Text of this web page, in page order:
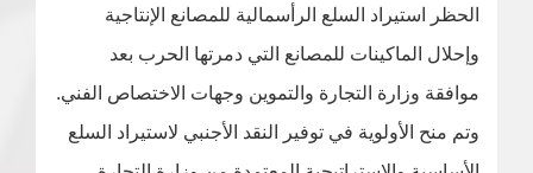
الحظر استيراد السلع الرأسمالية للمصانع الإنتاجية
وإحلال الماكينات للمصانع التي دمرتها الحرب بعد
موافقة وزارة التجارة والتموين وجهات الاختصاص الفني.
وتم منح الأولوية في توفير النقد الأجنبي لاستيراد السلع